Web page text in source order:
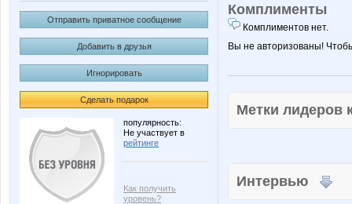
Отправить приватное сообщение
Добавить в друзья
Игнорировать
Сделать подарок
популярность:
Не участвует в
рейтинге
Как получить
уровень?
Комплименты
Комплиментов нет.
Вы не авторизованы!
Метки
Интервью